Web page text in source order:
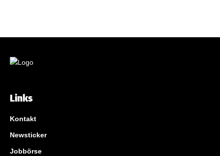
Links
Kontakt
Newsticker
Jobbörse